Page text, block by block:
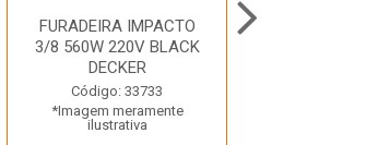
FURADEIRA IMPACTO
3/8 560W 220V BLACK
DECKER
Código: 33733
*Imagem meramente
ilustrativa